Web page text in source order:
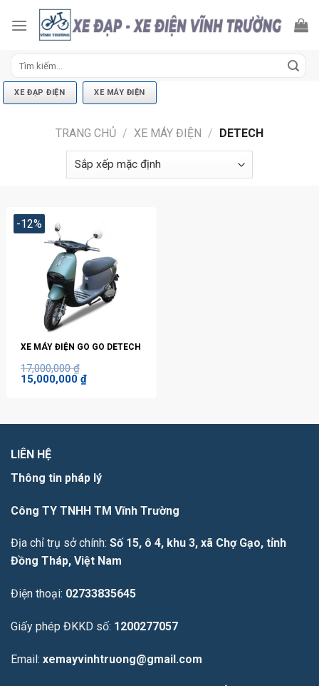
XE ĐẠP ĐIỆN XE MÁY ĐIỆN
TRANG CHỦ / XE MÁY ĐIỆN / DETECH
-12%
XE MÁY ĐIỆN GO GO DETECH
17,000,000₫
Giá
gốc
15,000,000 ₫Giá
hiện
LIÊN HỆ
Thông tin pháp lý
Công TY TNHH TM Vĩnh Trường
Địa chỉ trụ sở chính: Số 15, ô 4, khu 3, xã Chợ Gạo, tỉnh
Đồng Tháp, Việt Nam
Điện thoại: 02733835645
Giấy phép ĐKKD số: 1200277057
Email: xemayvinhtruong@gmail.com